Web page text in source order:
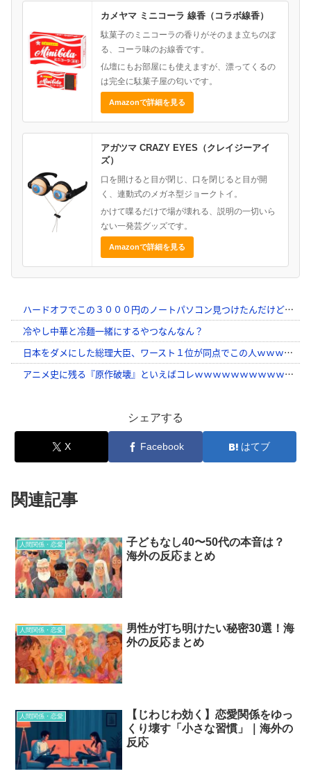
カメヤマ ミニコーラ 線香（コラボ線香）
駄菓子のミニコーラの香りがそのまま立ちのぼ
る、コーラ味のお線香です。
仏壇にもお部屋にも使えますが、漂ってくるの
は完全に駄菓子屋の匂いです。
Amazonで詳細を見る
アガツマ CRAZY EYES（クレイジーアイ
ズ）
口を開けると目が閉じ、口を閉じると目が開
く、連動式のメガネ型ジョークトイ。
かけて喋るだけで場が壊れる、説明の一切いら
ない一発芸グッズです。
Amazonで詳細を見る
シェアする
X Facebook はてブ
関連記事
人間関係・恋愛
子どもなし40〜50代の本音は？
海外の反応まとめ
人間関係・恋愛
男性が打ち明けたい秘密30選！海
外の反応まとめ
人間関係・恋愛
【じわじわ効く】恋愛関係をゆっ
くり壊す「小さな習慣」｜海外の
反応